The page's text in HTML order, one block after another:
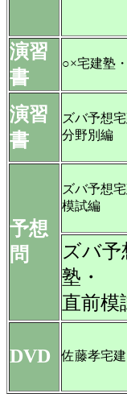
演習
書
○×宅建塾・
演習
書
ズバ予想宅
分野別編
予想
問
ズバ予想宅
模試編
ズバ予
塾・
直前模
DVD 佐藤孝宅建